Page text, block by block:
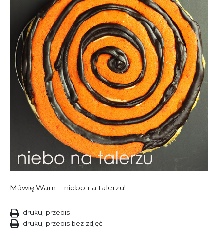
Mówię Wam – niebo na talerzu!
drukuj przepis
drukuj przepis bez zdjęć